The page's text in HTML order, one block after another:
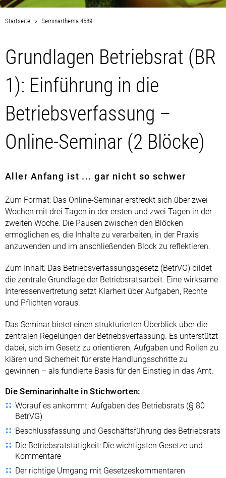
Startseite Seminarthema 4589
Grundlagen Betriebsrat (BR
1): Einführung in die
Betriebsverfassung –
Online-Seminar (2 Blöcke)
Aller Anfang ist ... gar nicht so schwer
Zum Format: Das Online-Seminar erstreckt sich über zwei
Wochen mit drei Tagen in der ersten und zwei Tagen in der
zweiten Woche. Die Pausen zwischen den Blöcken
ermöglichen es, die Inhalte zu verarbeiten, in der Praxis
anzuwenden und im anschließenden Block zu reflektieren.
Zum Inhalt: Das Betriebsverfassungsgesetz (BetrVG) bildet
die zentrale Grundlage der Betriebsratsarbeit. Eine wirksame
Interessenvertretung setzt Klarheit über Aufgaben, Rechte
und Pflichten voraus.
Das Seminar bietet einen strukturierten Überblick über die
zentralen Regelungen der Betriebsverfassung. Es unterstützt
dabei, sich im Gesetz zu orientieren, Aufgaben und Rollen zu
klären und Sicherheit für erste Handlungsschritte zu
gewinnen – als fundierte Basis für den Einstieg in das Amt.
Die Seminarinhalte in Stichworten:
Worauf es ankommt: Aufgaben des Betriebsrats (§ 80
BetrVG)
Beschlussfassung und Geschäftsführung des Betriebsrats
Die Betriebsratstätigkeit: Die wichtigsten Gesetze und
Kommentare
Der richtige Umgang mit Gesetzeskommentaren